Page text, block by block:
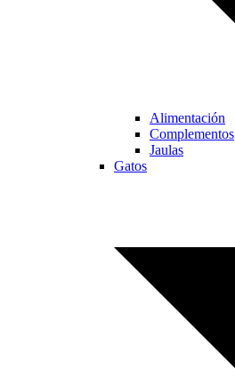
Alimentación
Complementos
Jaulas
Gatos